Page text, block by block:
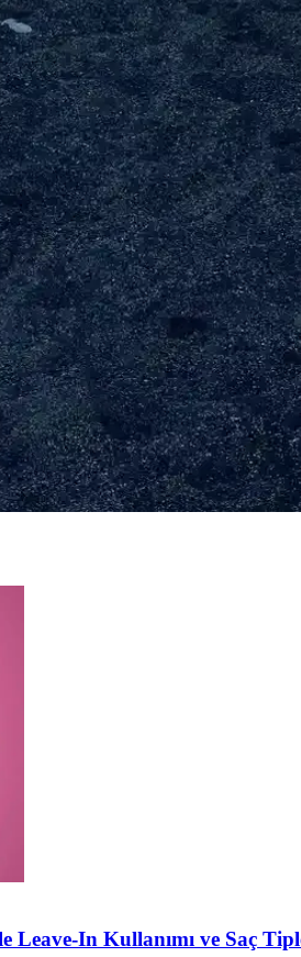
Kapsamlı Rehber
evde lezzetli kebaplar
ve sağlık açısından tercih edilir, doğru
bölgeden ve doğru saklama
İpuçları
seçimi ve doğru hazırlama
ve Pratik Kullanım
ve ekonomik. Damak zevkine uygun
5 Sırrı
zenginleştirin. Hemen deneyin!
Leave-In Kullanımı ve Saç